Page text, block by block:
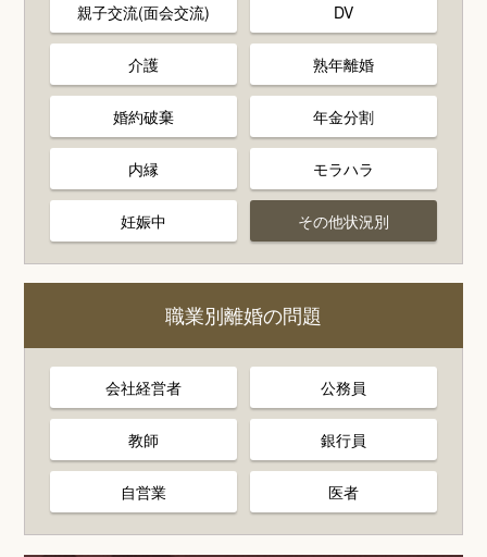
親子交流(面会交流) DV
介護 熟年離婚
婚約破棄 年金分割
内縁 モラハラ
妊娠中 その他状況別
職業別離婚の問題
会社経営者 公務員
教師 銀行員
自営業 医者